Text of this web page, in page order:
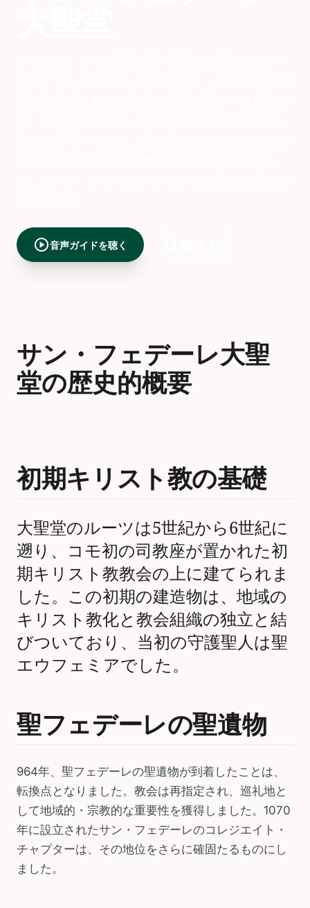
play_circle音声ガイドを聴く
サン・フェデーレ大聖
堂の歴史的概要
初期キリスト教の基礎
大聖堂のルーツは5世紀から6世紀に
遡り、コモ初の司教座が置かれた初
期キリスト教教会の上に建てられま
した。この初期の建造物は、地域の
キリスト教化と教会組織の独立と結
びついており、当初の守護聖人は聖
エウフェミアでした。
聖フェデーレの聖遺物
964年、聖フェデーレの聖遺物が到着したことは、
転換点となりました。教会は再指定され、巡礼地と
して地域的・宗教的な重要性を獲得しました。1070
年に設立されたサン・フェデーレのコレジエイト・
チャプターは、その地位をさらに確固たるものにし
ました。